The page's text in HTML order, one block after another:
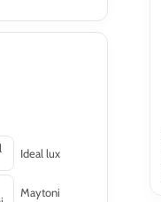
Ideal lux
Maytoni